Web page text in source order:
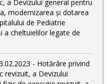
a Devizului general pentru
modernizarea și dotarea
de Pediatrie
a cheltuielilor legate de
- Hotărâre privind
revizuit, a Devizului